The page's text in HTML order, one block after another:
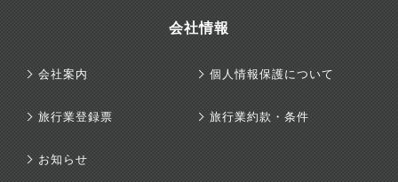
会社情報
会社案内 個人情報保護について
旅行業登録票 旅行業約款・条件
お知らせ